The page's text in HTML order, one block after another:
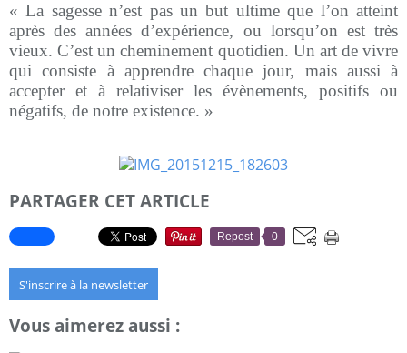
« La sagesse n’est pas un but ultime que l’on atteint
après des années d’expérience, ou lorsqu’on est très
vieux. C’est un cheminement quotidien. Un art de vivre
qui consiste à apprendre chaque jour, mais aussi à
accepter et à relativiser les évènements, positifs ou
négatifs, de notre existence. »
PARTAGER CET ARTICLE
Repost 0
S'inscrire à la newsletter
Vous aimerez aussi :